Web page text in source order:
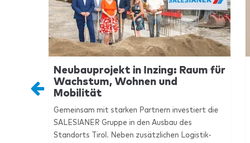
Neubauprojekt in Inzing: Raum für
Wachstum, Wohnen und
Mobilität
Gemeinsam mit starken Partnern investiert die
SALESIANER Gruppe in den Ausbau des
Standorts Tirol. Neben zusätzlichen Logistik-